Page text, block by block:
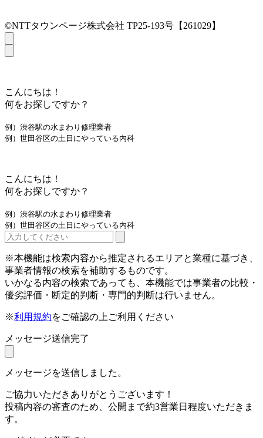
©NTTタウンページ株式会社 TP25-193号【261029】
こんにちは！
何をお探しですか？
例）渋谷駅の水まわり修理業者
例）世田谷区の土日にやっている内科
こんにちは！
何をお探しですか？
例）渋谷駅の水まわり修理業者
例）世田谷区の土日にやっている内科
※本機能は検索内容から推定されるエリアと業種に基づき、
事業者情報の検索を補助するものです。
いかなる内容の検索であっても、本機能では事業者の比較・
優劣評価・断定的判断・専門的判断は行いません。
※利用規約をご確認の上ご利用ください
メッセージ送信完了
メッセージを送信しました。
ご協力いただきありがとうございます！
投稿内容の審査のため、公開まで約3営業日程度いただきま
す。